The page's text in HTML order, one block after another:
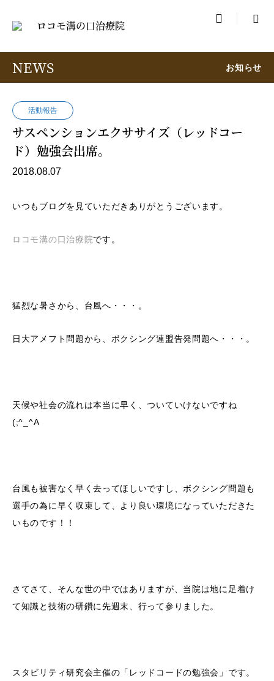

NEWS お知らせ
活動報告
サスペンションエクササイズ（レッドコー
ド）勉強会出席。
2018.08.07
いつもブログを見ていただきありがとうございます。
ロコモ溝の口治療院です。
猛烈な暑さから、台風へ・・・。
日大アメフト問題から、ボクシング連盟告発問題へ・・・。
天候や社会の流れは本当に早く、ついていけないですね
(;^_^A
台風も被害なく早く去ってほしいですし、ボクシング問題も
選手の為に早く収束して、より良い環境になっていただきた
いものです！！
さてさて、そんな世の中ではありますが、当院は地に足着け
て知識と技術の研鑽に先週末、行って参りました。
スタビリティ研究会主催の「レッドコードの勉強会」です。